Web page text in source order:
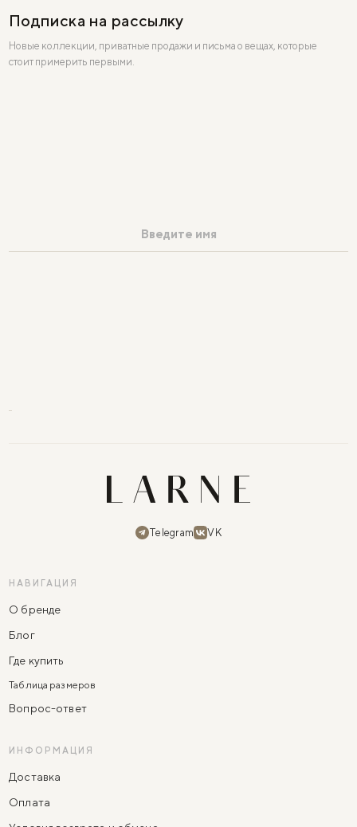
Подписка на рассылку
Новые коллекции, приватные продажи и письма о вещах, которые
стоит примерить первыми.
Telegram VK
НАВИГАЦИЯ
О бренде
Блог
Где купить
Таблица размеров
Вопрос-ответ
ИНФОРМАЦИЯ
Доставка
Оплата